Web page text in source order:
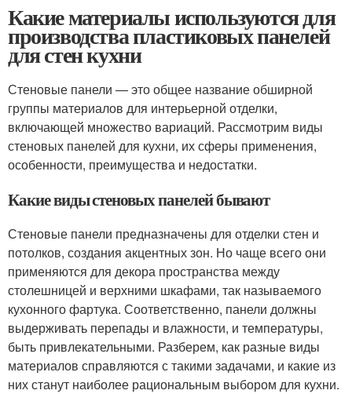
Какие материалы используются для
производства пластиковых панелей
для стен кухни
Стеновые панели — это общее название обширной
группы материалов для интерьерной отделки,
включающей множество вариаций. Рассмотрим виды
стеновых панелей для кухни, их сферы применения,
особенности, преимущества и недостатки.
Какие виды стеновых панелей бывают
Стеновые панели предназначены для отделки стен и
потолков, создания акцентных зон. Но чаще всего они
применяются для декора пространства между
столешницей и верхними шкафами, так называемого
кухонного фартука. Соответственно, панели должны
выдерживать перепады и влажности, и температуры,
быть привлекательными. Разберем, как разные виды
материалов справляются с такими задачами, и какие из
них станут наиболее рациональным выбором для кухни.